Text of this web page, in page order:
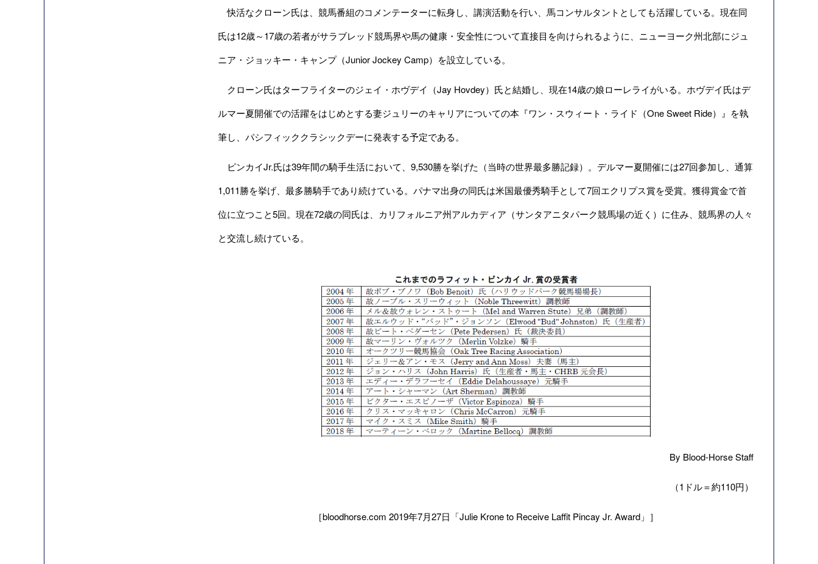
快活なクローン氏は、競馬番組のコメンテーターに転身し、講演活動を行い、馬コンサルタントとしても活躍している。現在同
氏は12歳～17歳の若者がサラブレッド競馬界や馬の健康・安全性について直接目を向けられるように、ニューヨーク州北部にジュ
ニア・ジョッキー・キャンプ（Junior Jockey Camp）を設立している。
クローン氏はターフライターのジェイ・ホヴデイ（Jay Hovdey）氏と結婚し、現在14歳の娘ローレライがいる。ホヴデイ氏はデ
ルマー夏開催での活躍をはじめとする妻ジュリーのキャリアについての本『ワン・スウィート・ライド（One Sweet Ride）』を執
筆し、パシフィッククラシックデーに発表する予定である。
ピンカイJr.氏は39年間の騎手生活において、9,530勝を挙げた（当時の世界最多勝記録）。デルマー夏開催には27回参加し、通算
1,011勝を挙げ、最多勝騎手であり続けている。パナマ出身の同氏は米国最優秀騎手として7回エクリプス賞を受賞。獲得賞金で首
位に立つこと5回。現在72歳の同氏は、カリフォルニア州アルカディア（サンタアニタパーク競馬場の近く）に住み、競馬界の人々
と交流し続けている。
By Blood-Horse Staff
（1ドル＝約110円）
［bloodhorse.com 2019年7月27日「Julie Krone to Receive Laffit Pincay Jr. Award」］